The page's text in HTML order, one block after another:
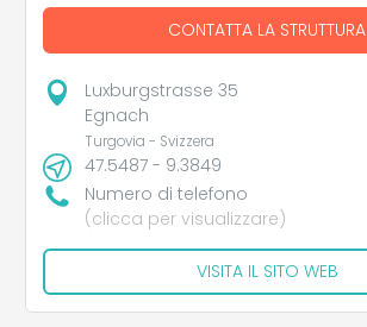
CONTATTA LA STRUTTURA
Luxburgstrasse 35
Egnach
Turgovia - Svizzera
47.5487 - 9.3849
Numero di telefono
(clicca per visualizzare)
VISITA IL SITO WEB